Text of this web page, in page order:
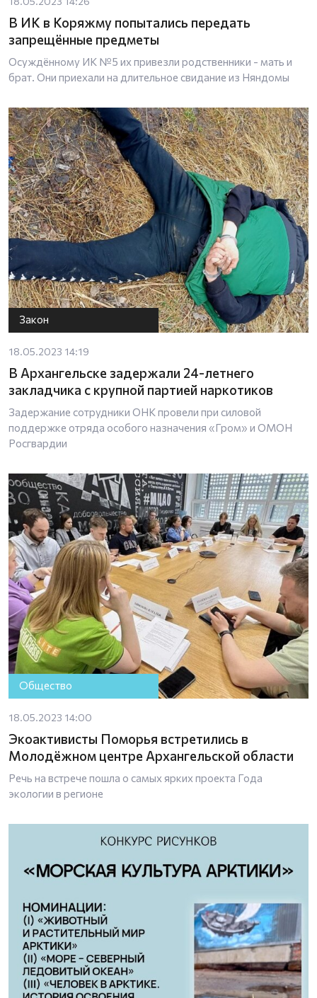
В ИК в Коряжму попытались передать
запрещённые предметы
Осуждённому ИК №5 их привезли родственники - мать и
брат. Они приехали на длительное свидание из Няндомы
Закон
18.05.2023 14:19
В Архангельске задержали 24-летнего
закладчика с крупной партией наркотиков
Задержание сотрудники ОНК провели при силовой
поддержке отряда особого назначения «Гром» и ОМОН
Росгвардии
Общество
18.05.2023 14:00
Экоактивисты Поморья встретились в
Молодёжном центре Архангельской области
Речь на встрече пошла о самых ярких проекта Года
экологии в регионе